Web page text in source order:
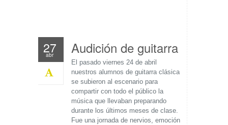
27
abr Audición de guitarra
El pasado viernes 24 de abril
nuestros alumnos de guitarra clásica
se subieron al escenario para
compartir con todo el público la
música que llevaban preparando
durante los últimos meses de clase.
Fue una jornada de nervios, emoción